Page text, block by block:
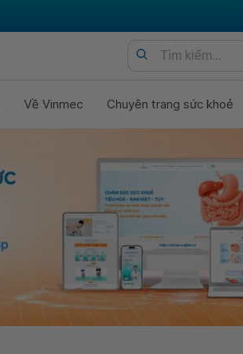
Về Vinmec Chuyên trang sức khoẻ